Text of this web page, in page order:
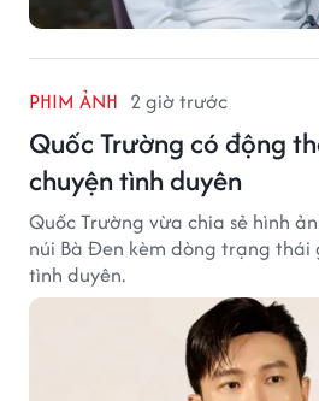
PHIM ẢNH 2 giờ trước
Quốc Trường có động
chuyện tình duyên
Quốc Trường vừa chia sẻ hình
núi Bà Đen kèm dòng trạng thái
tình duyên.